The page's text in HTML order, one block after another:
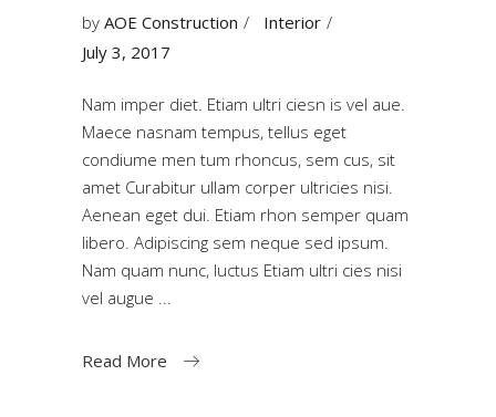
by AOE Construction
Interior
July 3, 2017
Nam imper diet. Etiam ultri ciesn is vel aue.
Maece nasnam tempus, tellus eget
condiume men tum rhoncus, sem cus, sit
amet Curabitur ullam corper ultricies nisi.
Aenean eget dui. Etiam rhon semper quam
libero. Adipiscing sem neque sed ipsum.
Nam quam nunc, luctus Etiam ultri cies nisi
vel augue
Read More